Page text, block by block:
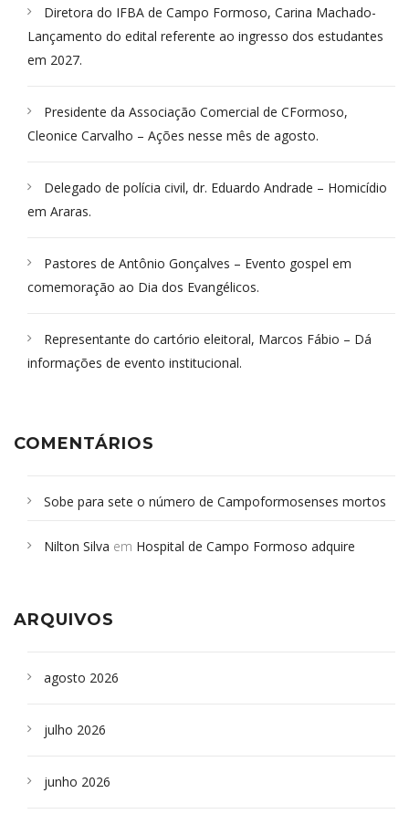
Diretora do IFBA de Campo Formoso, Carina Machado-
Lançamento do edital referente ao ingresso dos estudantes
em 2027.
Presidente da Associação Comercial de CFormoso,
Cleonice Carvalho – Ações nesse mês de agosto.
Delegado de polícia civil, dr. Eduardo Andrade – Homicídio
em Araras.
Pastores de Antônio Gonçalves – Evento gospel em
comemoração ao Dia dos Evangélicos.
Representante do cartório eleitoral, Marcos Fábio – Dá
informações de evento institucional.
COMENTÁRIOS
Sobe para sete o número de Campoformosenses mortos
Campoformosenses que morreram em desabamentos são
Nilton Silva em Hospital de Campo Formoso adquire
ARQUIVOS
agosto 2026
julho 2026
junho 2026